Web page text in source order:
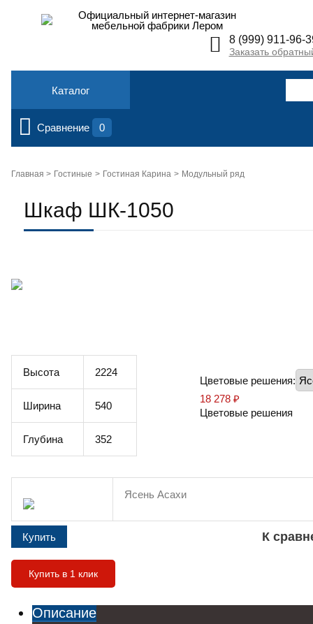
Официальный интернет-магазин
мебельной фабрики Лером
8 (999) 911-96-
Заказать
Каталог
Сравнение 0
Главная > Гостиные Гостиная Карина Модульный ряд
Шкаф ШК-1050
Высота 2224
Ширина 540
Глубина 352
Цветовые решения:
18 278 ₽
Цветовые решения
Ясень Асахи
К
Купить в 1 клик
Описание